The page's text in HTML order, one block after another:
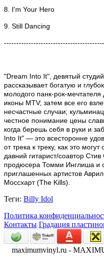
8. I'm Your Hero
9. Still Dancing
"Dream Into It", девятый
рассказывает богатую и
молодого панк-рок-
иконы MTV; затем все его
несчастные случаи;
честное понимание цены
когда берешь себя в руки и
Into It" — это всесторонне
от трека к треку, как это
давний гитарист/соавтор
продюсера Томми Инглиша и с
приглашенных артистов
Моссхарт (The Kills).
Теги: Billy Idol
Политика
Контакты Градация
maximumvinyl.ru -